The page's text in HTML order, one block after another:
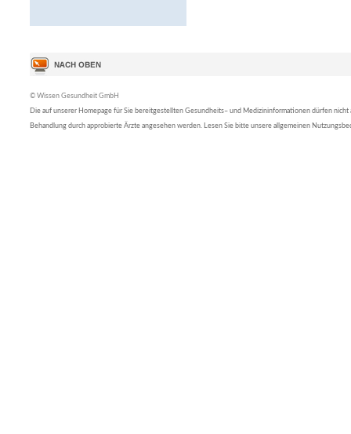
© Wissen Gesundheit GmbH
Die auf unserer Homepage für Sie bereitgestellten Gesundheits– und Medizininformationen dürfen nicht
Behandlung durch approbierte Ärzte angesehen werden. Lesen Sie bitte unsere allgemeinen